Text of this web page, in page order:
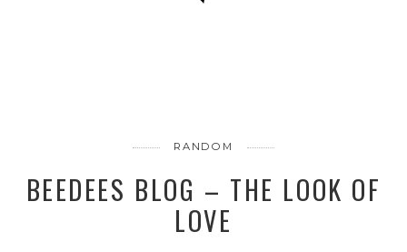
RANDOM
BEEDEES BLOG – THE LOOK OF
LOVE